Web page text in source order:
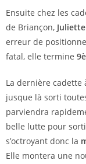
Ensuite chez les
de Briançon,
erreur de
fatal, elle termine
La dernière cadette
jusque là sorti
parviendra
belle lutte pour
s’octroyant donc la
Elle montera une